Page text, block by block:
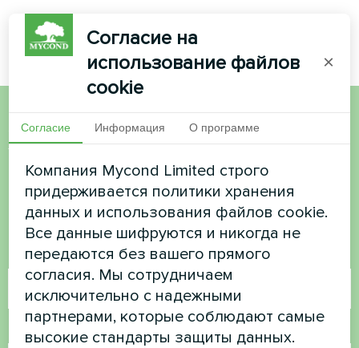
Хотите купить или у вас
есть вопросы?
Свяжитесь с нами, и мы поможем вам
Имя
Номер телефона
Согласие на
использование файлов
cookie
×
Согласие Информация О программе
Компания Mycond Limited строго
придерживается политики хранения
данных и использования файлов cookie.
Все данные шифруются и никогда не
передаются без вашего прямого
согласия. Мы сотрудничаем
исключительно с надежными
партнерами, которые соблюдают самые
высокие стандарты защиты данных.